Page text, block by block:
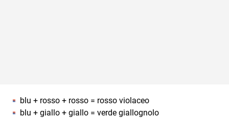
blu + rosso + rosso = rosso violaceo
blu + giallo + giallo = verde giallognolo